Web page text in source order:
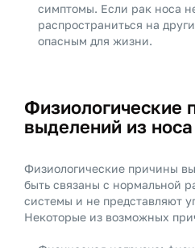
симптомы. Если рак носа
распространиться на
опасным для жизни.
Физиологические
выделений из носа
Физиологические причины
быть связаны с нормальной
системы и не представляют
Некоторые из возможных